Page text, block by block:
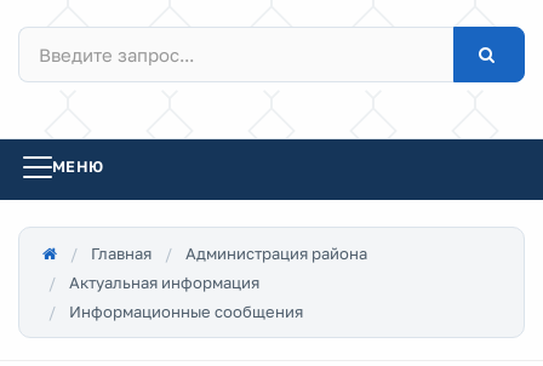
МЕНЮ
Главная
Администрация района
Актуальная информация
Информационные сообщения